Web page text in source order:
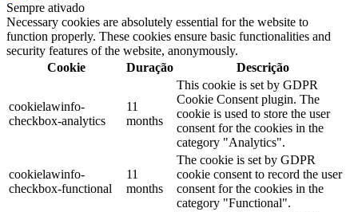
Sempre ativado
Necessary cookies are absolutely essential for the website to
function properly. These cookies ensure basic functionalities and
security features of the website, anonymously.
Cookie
Duração Descrição
cookielawinfo-
checkbox-analytics
11
months
This cookie is set by GDPR
Cookie Consent plugin. The
cookie is used to store the user
consent for the cookies in the
category "Analytics".
cookielawinfo-
checkbox-functional
11
months
The cookie is set by GDPR
cookie consent to record the user
consent for the cookies in the
category "Functional".